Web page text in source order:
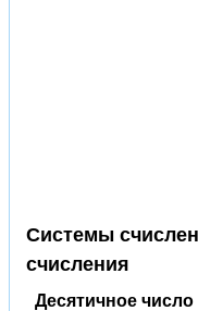
Системы
счисления
Десятичное число